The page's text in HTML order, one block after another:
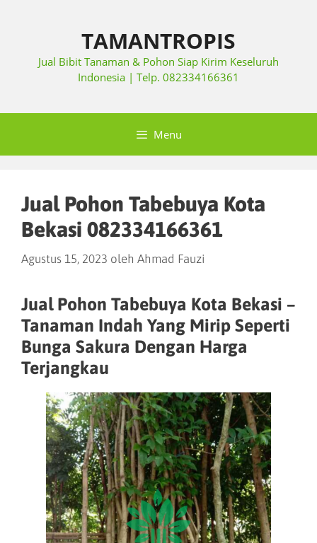
TAMANTROPIS
Jual Bibit Tanaman & Pohon Siap Kirim Keseluruh
Indonesia | Telp. 082334166361
Menu
Jual Pohon Tabebuya Kota
Bekasi 082334166361
Agustus 15, 2023 oleh Ahmad Fauzi
Jual Pohon Tabebuya Kota Bekasi –
Tanaman Indah Yang Mirip Seperti
Bunga Sakura Dengan Harga
Terjangkau